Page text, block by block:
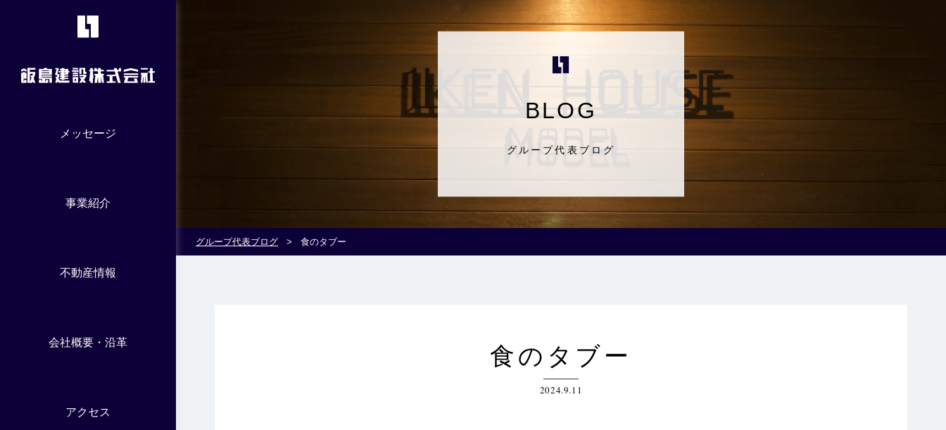
メッセージ
事業紹介
不動産情報
会社概要・沿革
アクセス
BLOG
グループ代表ブログ
グループ代表ブログ > 食のタブー
食のタブー
2024.9.11